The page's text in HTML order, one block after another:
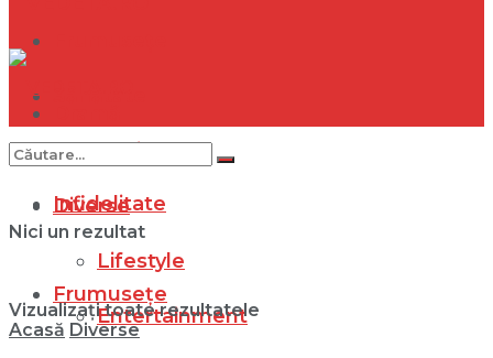
Internațional
Diverse
Lifestyle
Entertainment
Infidelitate
Frumusețe
Nici un rezultat
Vizualizați toate rezultatele
Acasă Diverse